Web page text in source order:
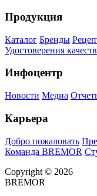
Продукция
Каталог Бренды
Удостоверения
Инфоцентр
Новости Медиа
Карьера
Добро пожаловать
Команда BREMOR
Copyright © 2026
BREMOR